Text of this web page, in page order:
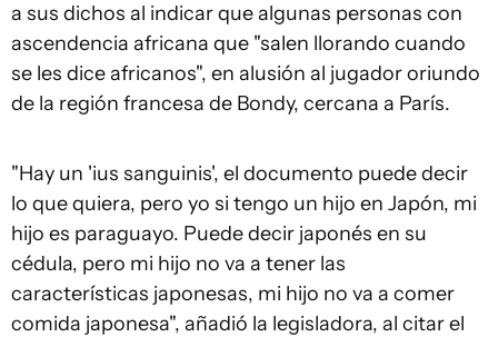
a sus dichos al indicar que algunas personas con
ascendencia africana que "salen llorando cuando
se les dice africanos", en alusión al jugador oriundo
de la región francesa de Bondy, cercana a París.
"Hay un 'ius sanguinis', el documento puede decir
lo que quiera, pero yo si tengo un hijo en Japón, mi
hijo es paraguayo. Puede decir japonés en su
cédula, pero mi hijo no va a tener las
características japonesas, mi hijo no va a comer
comida japonesa", añadió la legisladora, al citar el